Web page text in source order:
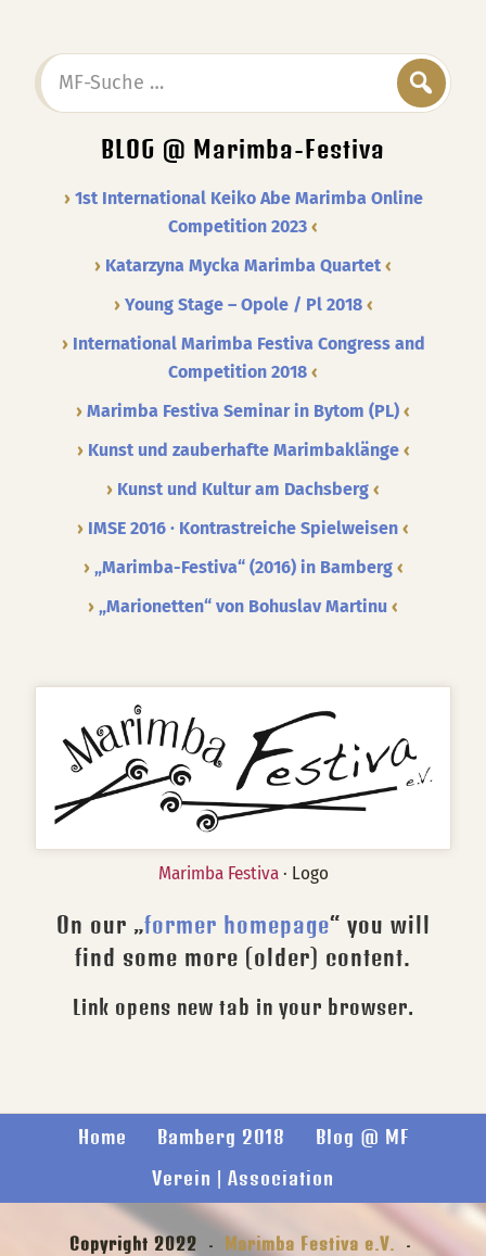
MF-
Suche
BLOG @ Marimba-Festiva
1st International Keiko Abe Marimba Online
Competition 2023
Katarzyna Mycka Marimba Quartet
Young Stage – Opole / Pl 2018
International Marimba Festiva Congress and
Competition 2018
Marimba Festiva Seminar in Bytom (PL)
Kunst und zauberhafte Marimbaklänge
Kunst und Kultur am Dachsberg
IMSE 2016 · Kontrastreiche Spielweisen
„Marimba-Festiva“ (2016) in Bamberg
„Marionetten“ von Bohuslav Martinu
Marimba Festiva· Logo
On our „former homepage“ you will
find some more (older) content.
Link opens new tab in your browser.
Home Bamberg 2018
Blog @ MF
Verein | Association
Copyright 2022 · Marimba Festiva e.V. ·